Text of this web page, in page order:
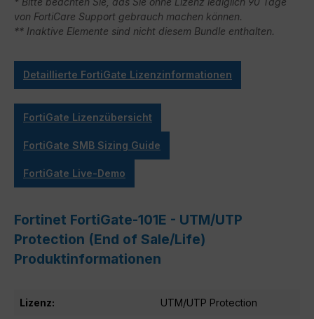
von FortiCare Support gebrauch machen können.
** Inaktive Elemente sind nicht diesem Bundle enthalten.
Detaillierte FortiGate Lizenzinformationen
FortiGate Lizenzübersicht
FortiGate SMB Sizing Guide
FortiGate Live-Demo
Fortinet FortiGate-101E - UTM/UTP
Protection (End of Sale/Life)
Produktinformationen
Lizenz: UTM/UTP Protection